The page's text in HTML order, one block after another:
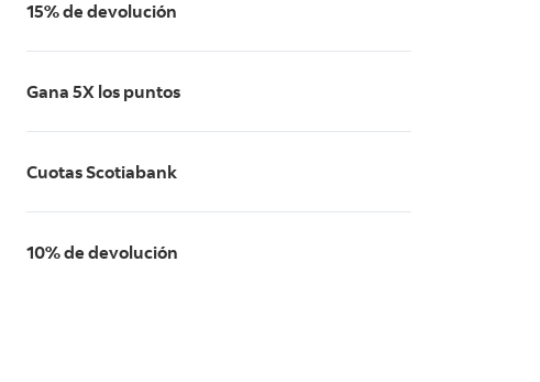
15% de devolución
Gana 5X los puntos
Cuotas Scotiabank
10% de devolución